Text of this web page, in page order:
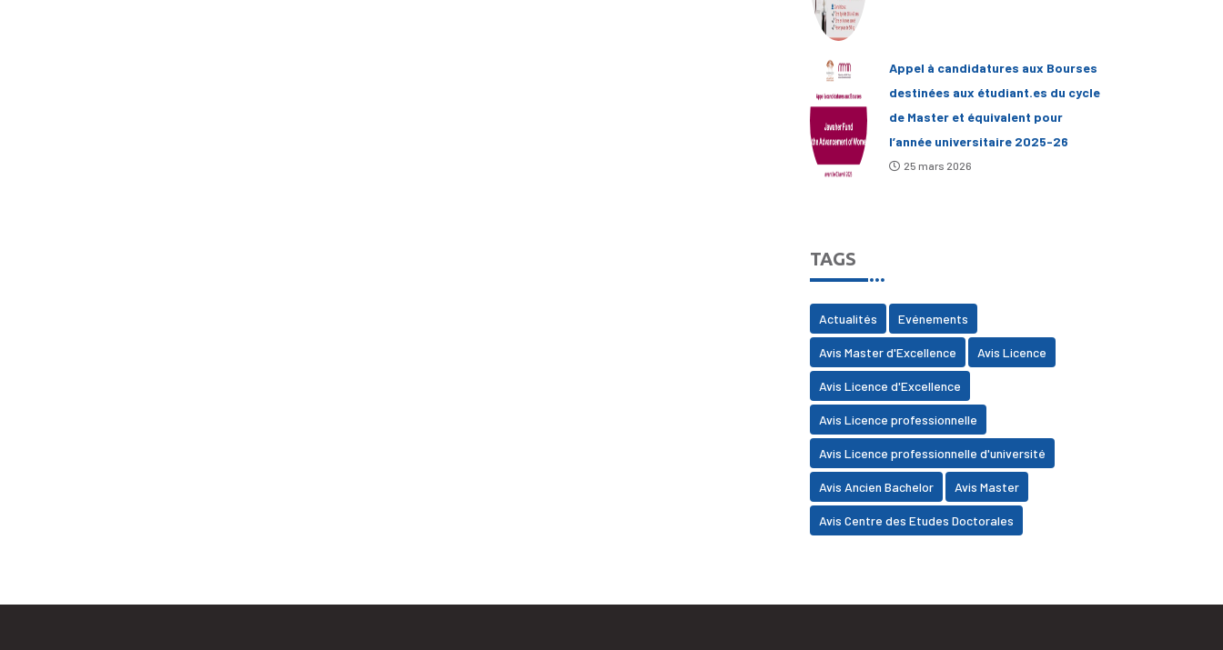
Appel à candidatures aux Bourses
destinées aux étudiant.es du cycle
de Master et équivalent pour
l’année universitaire 2025-26
25 mars 2026
TAGS
Actualités Evénements
Avis Master d'Excellence Avis Licence
Avis Licence d'Excellence
Avis Licence professionnelle
Avis Licence professionnelle d'université
Avis Ancien Bachelor Avis Master
Avis Centre des Etudes Doctorales